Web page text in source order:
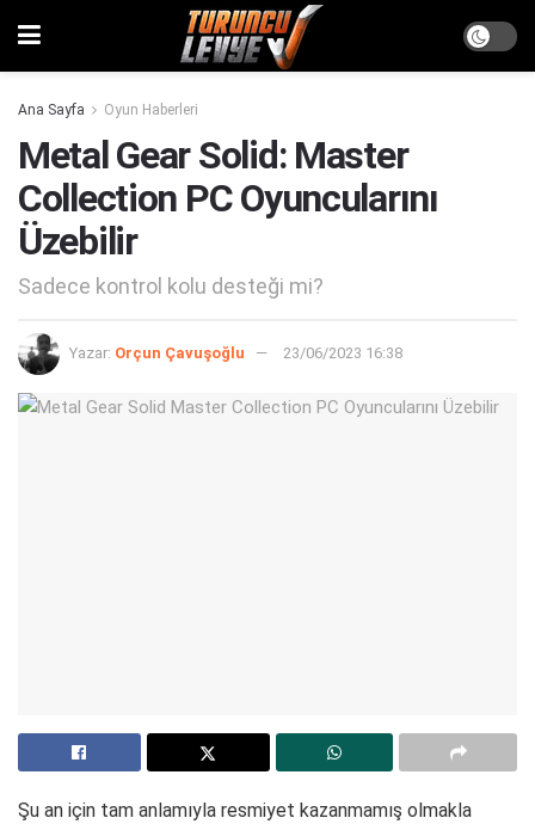
Ana Sayfa Oyun Haberleri
Metal Gear Solid: Master
Collection PC Oyuncularını
Üzebilir
Sadece kontrol kolu desteği mi?
Yazar: Orçun Çavuşoğlu 23/06/2023 16:38
Şu an için tam anlamıyla resmiyet kazanmamış olmakla